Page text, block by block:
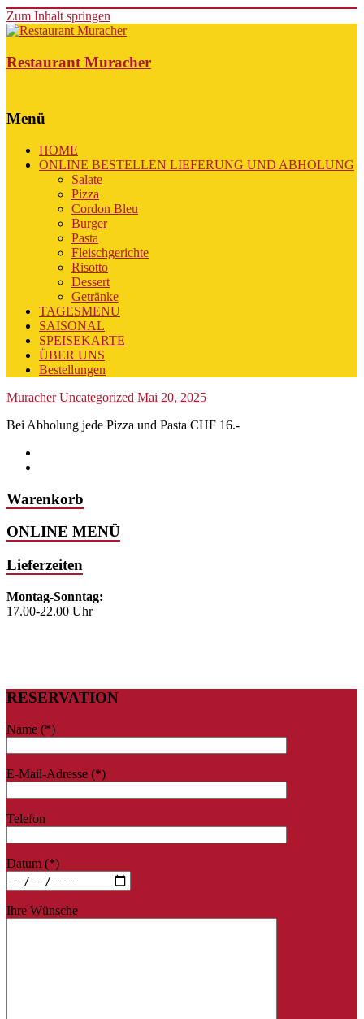
Zum Inhalt springen
Restaurant Muracher
Menü
HOME
ONLINE BESTELLEN LIEFERUNG UND ABHOLUNG
Salate
Pizza
Cordon Bleu
Burger
Pasta
Fleischgerichte
Risotto
Dessert
Getränke
TAGESMENU
SAISONAL
SPEISEKARTE
ÜBER UNS
Bestellungen
Muracher Uncategorized Mai 20, 2025
Bei Abholung jede Pizza und Pasta CHF 16.-
Warenkorb
ONLINE MENÜ
Lieferzeiten
Montag-Sonntag:
17.00-22.00 Uhr
RESERVATION
Name (*)
E-Mail-Adresse (*)
Telefon
Datum (*)
Ihre Wünsche